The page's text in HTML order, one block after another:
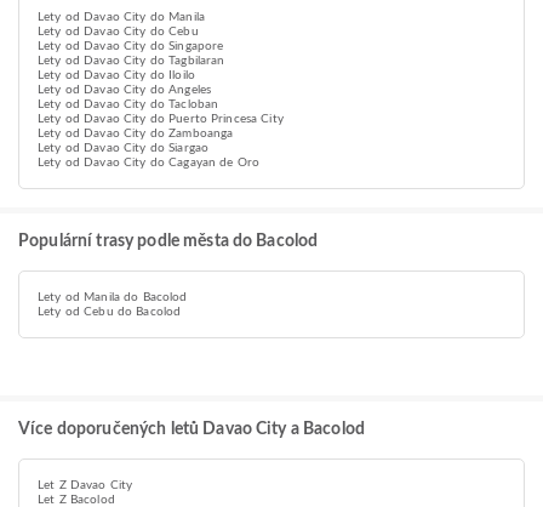
Lety od Davao City do Manila
Lety od Davao City do Cebu
Lety od Davao City do Singapore
Lety od Davao City do Tagbilaran
Lety od Davao City do Iloilo
Lety od Davao City do Angeles
Lety od Davao City do Tacloban
Lety od Davao City do Puerto Princesa City
Lety od Davao City do Zamboanga
Lety od Davao City do Siargao
Lety od Davao City do Cagayan de Oro
Populární trasy podle města do Bacolod
Lety od Manila do Bacolod
Lety od Cebu do Bacolod
Více doporučených letů Davao City a Bacolod
Let Z Davao City
Let Z Bacolod